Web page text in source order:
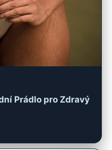
Prádlo pro Zdravý